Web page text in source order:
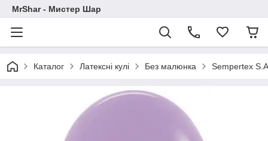
MrShar - Мистер Шар
Каталог Латексні кулі Без малюнка Sempertex